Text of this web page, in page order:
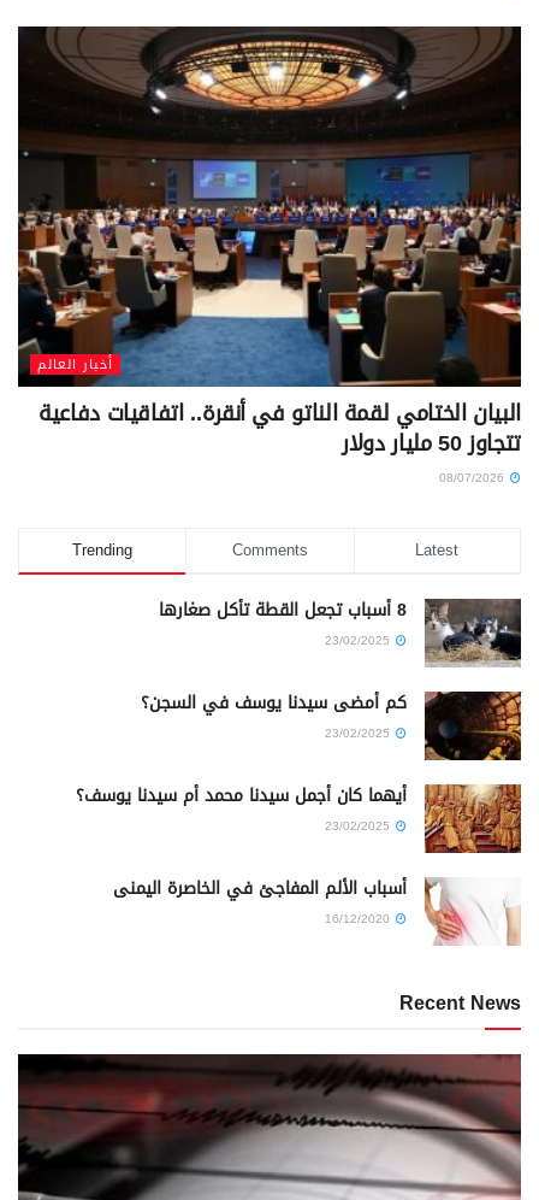
أخبار العالم
البيان الختامي لقمة الناتو في أنقرة.. اتفاقيات دفاعية
تتجاوز 50 مليار دولار
Trending Comments Latest
8 أسباب تجعل القطة تأكل صغارها
كم أمضى سيدنا يوسف في السجن؟
أيهما كان أجمل سيدنا محمد أم سيدنا يوسف؟
أسباب الألم المفاجئ في الخاصرة اليمنى
Recent News